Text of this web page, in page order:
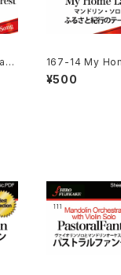
167-14 My
nd ふるさと紀
マ
¥500